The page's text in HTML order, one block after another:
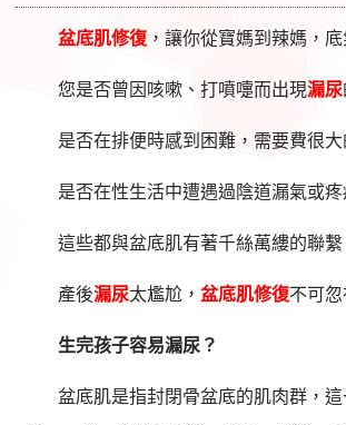
盆底肌修復 ，讓你從寶媽到辣媽，底
您是否曾因咳嗽、打噴嚏而出現漏尿
是否在排便時感到困難，需要費很大
是否在性生活中遭遇過陰道漏氣或疼
這些都與盆底肌有著千絲萬縷的聯繫
產後漏尿太尷尬，盆底肌修復不可忽
生完孩子容易漏尿？
盆底肌是指封閉骨盆底的肌肉群，